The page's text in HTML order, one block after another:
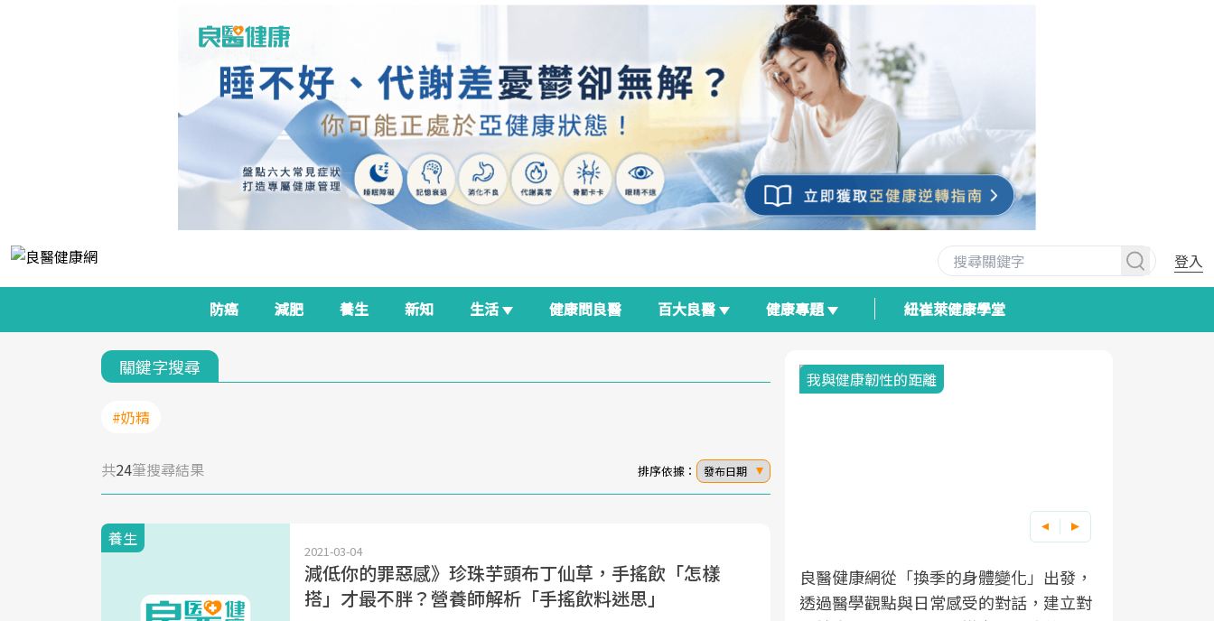
登入
防癌 減肥 養生 新知 生活 健康問良醫 百大良醫 健康專題 紐崔萊健康學堂
關鍵字搜尋
#奶精
共24筆搜尋結果 排序依據： 發布日期
養生
2021-03-04
減低你的罪惡感》珍珠芋頭布丁仙草，手搖飲「怎樣
搭」才最不胖？營養師解析「手搖飲料迷思」
面對超高齡社會的浪潮，台灣正在快速邁
向「健康照護」的新時代。隨著國家政策
良醫生活祭
2025年，就到良醫生活祭體驗「一站式健
康新生活」，從講座、體驗到運動，全面
我與健康韌性的距離
良醫健康網從「換季的身體變化」出發，
透過醫學觀點與日常感受的對話，建立對